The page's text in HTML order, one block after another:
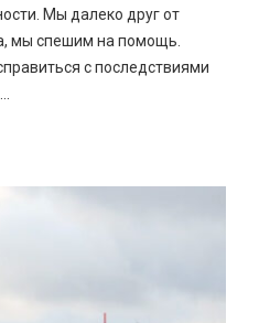
Мы далеко друг от
мы спешим на помощь.
с последствиями